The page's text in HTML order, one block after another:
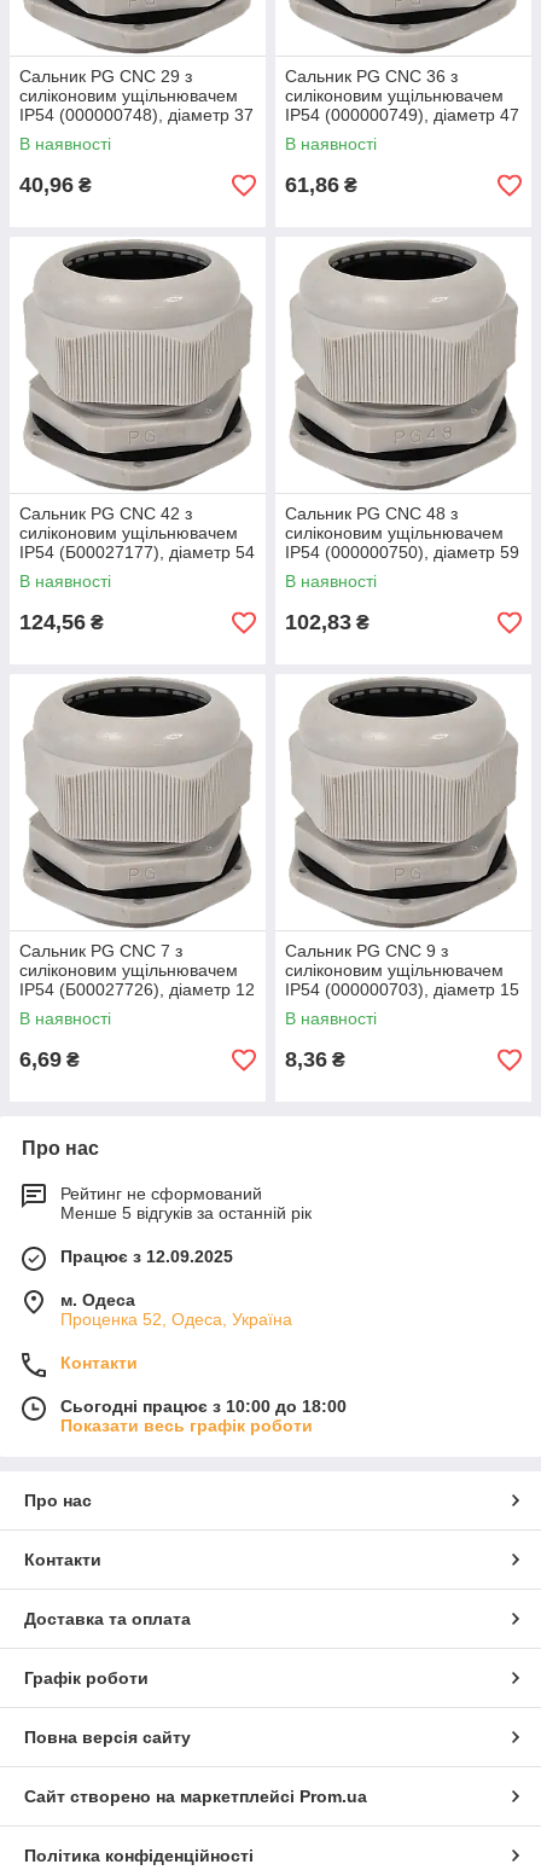
Сальник PG CNC 29 з
силіконовим ущільнювачем
ІР54 (000000748), діаметр 37
мм, поліамід, IP54
В наявності
40,96 ₴
Сальник PG CNC 36 з
силіконовим ущільнювачем
ІР54 (000000749), діаметр 47
мм, поліамід, білий
В наявності
61,86 ₴
Сальник PG CNC 42 з
силіконовим ущільнювачем
ІР54 (Б00027177), діаметр 54
мм, матеріал поліамід
В наявності
124,56 ₴
Сальник PG CNC 48 з
силіконовим ущільнювачем
ІР54 (000000750), діаметр 59
мм, поліамід, IP54
В наявності
102,83 ₴
Сальник PG CNC 7 з
силіконовим ущільнювачем
ІР54 (Б00027726), діаметр 12
мм, матеріал поліамід
В наявності
6,69 ₴
Сальник PG CNC 9 з
силіконовим ущільнювачем
ІР54 (000000703), діаметр 15
мм, поліамід, IP54
В наявності
8,36 ₴
Про нас
Рейтинг не сформований
Менше 5 відгуків за останній рік
Працює з 12.09.2025
м. Одеса
Проценка 52, Одеса, Україна
Контакти
Сьогодні працює з 10:00 до 18:00
Показати весь графік роботи
Про нас
Контакти
Доставка та оплата
Графік роботи
Повна версія сайту
Сайт створено на маркетплейсі Prom.ua
Політика конфіденційності